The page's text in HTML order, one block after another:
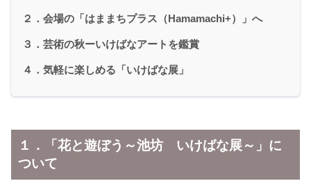
２．会場の「はままちプラス（Hamamachi+）」へ
３．芸術の秋ーいけばなアートを鑑賞
４．気軽に楽しめる「いけばな展」
１．「花と遊ぼう～池坊 いけばな展～」に
ついて